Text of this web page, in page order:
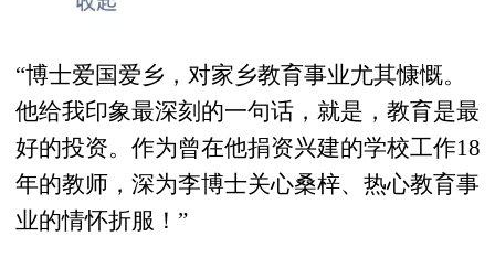
“博士爱国爱乡，对家乡教育事业尤其慷慨。
他给我印象最深刻的一句话，就是，教育是最
好的投资。作为曾在他捐资兴建的学校工作18
年的教师，深为李博士关心桑梓、热心教育事
业的情怀折服！”